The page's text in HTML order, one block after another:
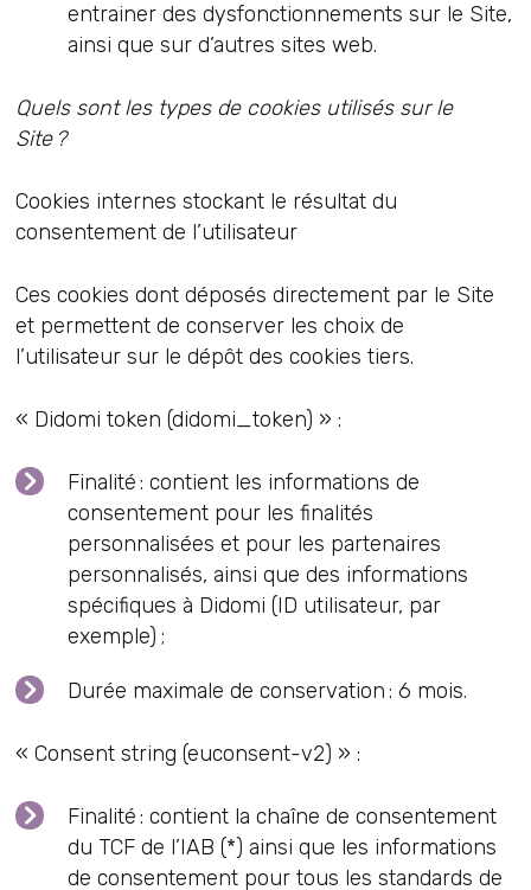
entrainer des dysfonctionnements sur le Site,
ainsi que sur d’autres sites web.
Quels sont les types de cookies utilisés sur le
Site ?
Cookies internes stockant le résultat du
consentement de l’utilisateur
Ces cookies dont déposés directement par le Site
et permettent de conserver les choix de
l’utilisateur sur le dépôt des cookies tiers.
« Didomi token (didomi_token) » :
Finalité : contient les informations de
consentement pour les finalités
personnalisées et pour les partenaires
personnalisés, ainsi que des informations
spécifiques à Didomi (ID utilisateur, par
exemple) ;
Durée maximale de conservation : 6 mois.
« Consent string (euconsent-v2) » :
Finalité : contient la chaîne de consentement
du TCF de l’IAB (*) ainsi que les informations
de consentement pour tous les standards de